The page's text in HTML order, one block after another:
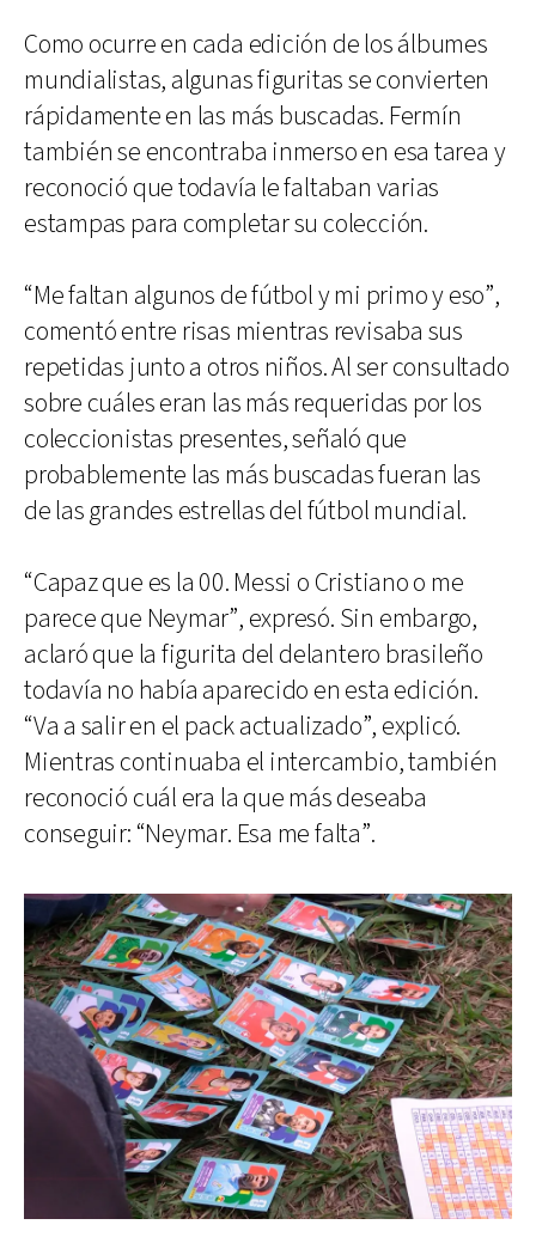
Como ocurre en cada edición de los álbumes
mundialistas, algunas figuritas se convierten
rápidamente en las más buscadas. Fermín
también se encontraba inmerso en esa tarea y
reconoció que todavía le faltaban varias
estampas para completar su colección.
“Me faltan algunos de fútbol y mi primo y eso”,
comentó entre risas mientras revisaba sus
repetidas junto a otros niños. Al ser consultado
sobre cuáles eran las más requeridas por los
coleccionistas presentes, señaló que
probablemente las más buscadas fueran las
de las grandes estrellas del fútbol mundial.
“Capaz que es la 00. Messi o Cristiano o me
parece que Neymar”, expresó. Sin embargo,
aclaró que la figurita del delantero brasileño
todavía no había aparecido en esta edición.
“Va a salir en el pack actualizado”, explicó.
Mientras continuaba el intercambio, también
reconoció cuál era la que más deseaba
conseguir: “Neymar. Esa me falta”.